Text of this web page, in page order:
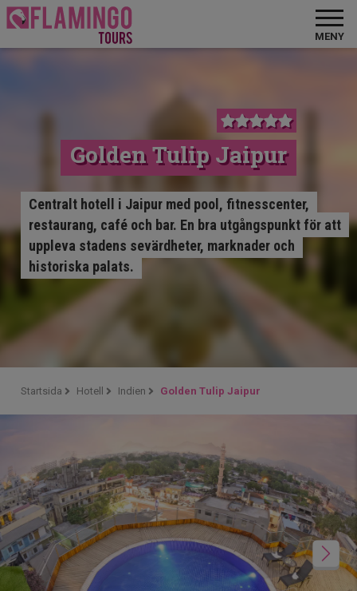
MENY
Golden Tulip Jaipur
Centralt hotell i Jaipur med pool, fitnesscenter,
restaurang, café och bar. En bra utgångspunkt för att
uppleva stadens sevärdheter, marknader och
historiska palats.
Startsida Hotell Indien Golden Tulip Jaipur